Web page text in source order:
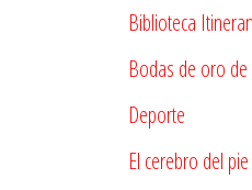
Biblioteca
Bodas de oro
Deporte
El cerebro del pie